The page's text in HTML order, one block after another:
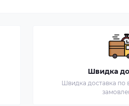
Швидка
Швидка доставка по